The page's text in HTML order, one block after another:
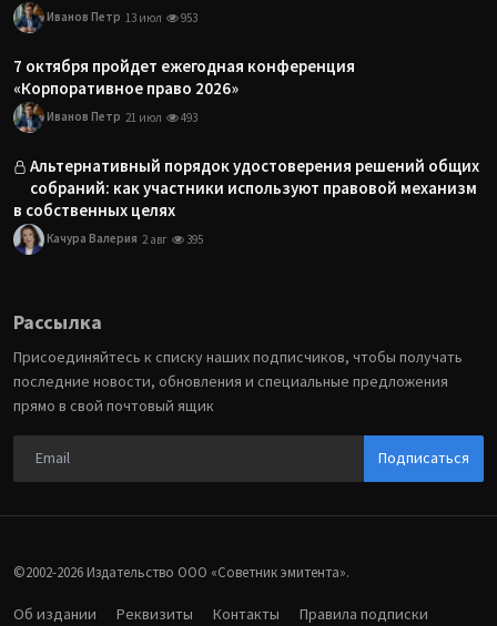
Иванов Петр 13 июл 953
7 октября пройдет ежегодная конференция
«Корпоративное право 2026»
Иванов Петр 21 июл 493
Альтернативный порядок удостоверения решений общих
собраний: как участники используют правовой механизм
в собственных целях
Качура Валерия 2 авг 395
Рассылка
Присоединяйтесь к списку наших подписчиков, чтобы получать
последние новости, обновления и специальные предложения
прямо в свой почтовый ящик
Подписаться
©2002-2026 Издательство ООО «‎Советник эмитента».
Об издании Реквизиты Контакты Правила подписки